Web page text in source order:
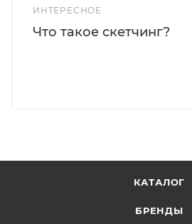
ИНТЕРЕСНОЕ
Что такое скетчинг?
КАТАЛОГ
БРЕНДЫ